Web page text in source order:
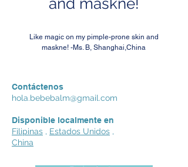
and maskne!
Like magic on my pimple-prone skin and
maskne! -Ms. B, Shanghai,China
Contáctenos
hola.bebebalm@gmail.com
Disponible localmente en
Filipinas , Estados Unidos ,
China